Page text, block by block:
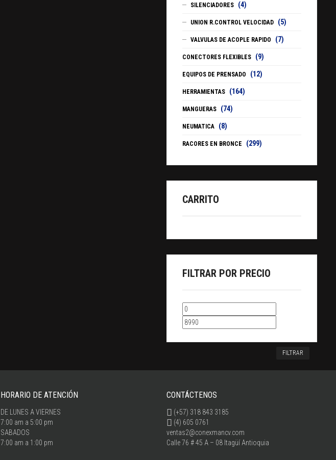
SILENCIADORES (4)
UNION R.CONTROL VELOCIDAD (5)
VALVULAS DE ACOPLE RAPIDO (7)
CONECTORES FLEXIBLES (9)
EQUIPOS DE PRENSADO (12)
HERRAMIENTAS (164)
MANGUERAS (74)
NEUMATICA (8)
RACORES EN BRONCE (299)
CARRITO
FILTRAR POR PRECIO
FILTRAR
HORARIO DE ATENCIÓN
DE LUNES A VIERNES
7:00 am a 5:00 pm
SABADOS
7:00 am a 1:00 pm
CONTÁCTENOS
(+57) 318 843 3185
(4) 605 0761
ventas2@conexmancv.com
Calle 76 # 45 A – 08 Itagüí Antioquia